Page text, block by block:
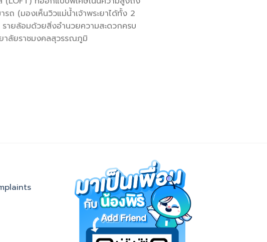
ถ (มองเห็นวิวแม่น้ำเจ้าพระยาได้ทั้ง 2
ายล้อมด้วยสิ่งอำนวยความสะดวกครบ
าลัยราชมงคลสุวรรณภูมิ